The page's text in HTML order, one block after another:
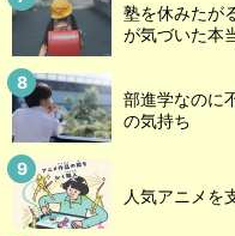
塾を休みたが
が気づいた本
部進学なのに
の気持ち
人気アニメを